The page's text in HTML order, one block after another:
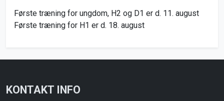
Første træning for ungdom, H2 og D1 er d. 11. august
Første træning for H1 er d. 18. august
KONTAKT INFO